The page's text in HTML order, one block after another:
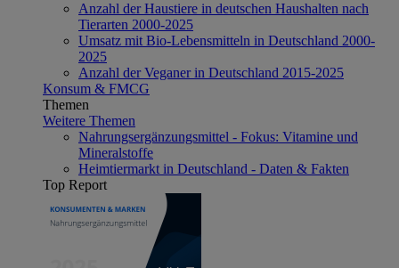
Anzahl der Haustiere in deutschen Haushalten nach
Tierarten 2000-2025
Umsatz mit Bio-Lebensmitteln in Deutschland 2000-
2025
Anzahl der Veganer in Deutschland 2015-2025
Konsum & FMCG
Themen
Weitere Themen
Nahrungsergänzungsmittel - Fokus: Vitamine und
Mineralstoffe
Heimtiermarkt in Deutschland - Daten & Fakten
Top Report